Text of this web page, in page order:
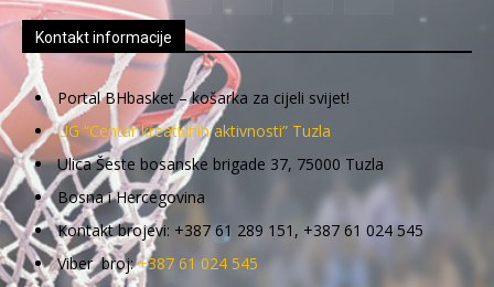
Kontakt informacije
Portal BHbasket – košarka za cijeli svijet!
UG “Centar kreativnih aktivnosti” Tuzla
Ulica Šeste bosanske brigade 37, 75000 Tuzla
Bosna i Hercegovina
Kontakt brojevi: +387 61 289 151, +387 61 024 545
Viber broj:+387 61 024 545